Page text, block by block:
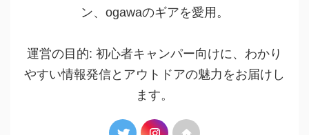
ン、ogawaのギアを愛用。
運営の目的: 初心者キャンパー向けに、わかり
やすい情報発信とアウトドアの魅力をお届けし
ます。